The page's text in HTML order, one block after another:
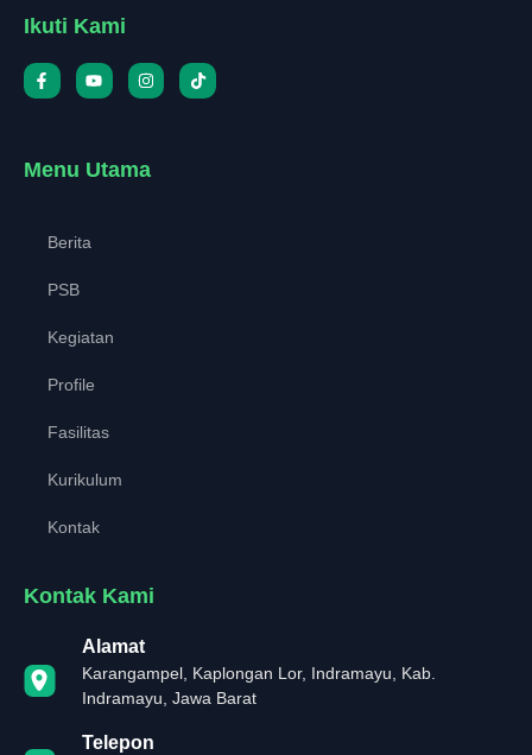
Ikuti Kami
Menu Utama
Berita
PSB
Kegiatan
Profile
Fasilitas
Kurikulum
Kontak
Kontak Kami
Alamat
Karangampel, Kaplongan Lor, Indramayu, Kab.
Indramayu, Jawa Barat
Telepon